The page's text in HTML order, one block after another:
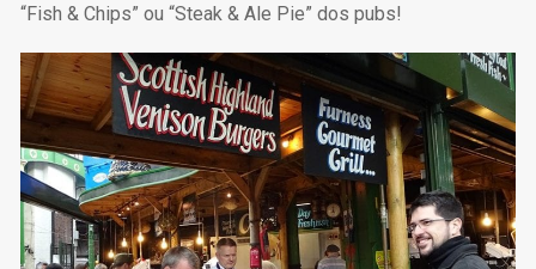
“Fish & Chips” ou “Steak & Ale Pie” dos pubs!